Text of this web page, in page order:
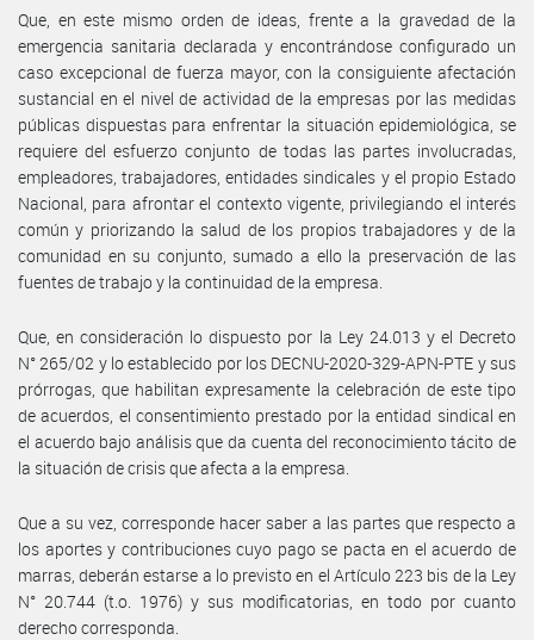
Que, en este mismo orden de ideas, frente a la gravedad de la
emergencia sanitaria declarada y encontrándose configurado un
caso excepcional de fuerza mayor, con la consiguiente afectación
sustancial en el nivel de actividad de la empresas por las medidas
públicas dispuestas para enfrentar la situación epidemiológica, se
requiere del esfuerzo conjunto de todas las partes involucradas,
empleadores, trabajadores, entidades sindicales y el propio Estado
Nacional, para afrontar el contexto vigente, privilegiando el interés
común y priorizando la salud de los propios trabajadores y de la
comunidad en su conjunto, sumado a ello la preservación de las
fuentes de trabajo y la continuidad de la empresa.
Que, en consideración lo dispuesto por la Ley 24.013 y el Decreto
N° 265/02 y lo establecido por los DECNU-2020-329-APN-PTE y sus
prórrogas, que habilitan expresamente la celebración de este tipo
de acuerdos, el consentimiento prestado por la entidad sindical en
el acuerdo bajo análisis que da cuenta del reconocimiento tácito de
la situación de crisis que afecta a la empresa.
Que a su vez, corresponde hacer saber a las partes que respecto a
los aportes y contribuciones cuyo pago se pacta en el acuerdo de
marras, deberán estarse a lo previsto en el Artículo 223 bis de la Ley
N° 20.744 (t.o. 1976) y sus modificatorias, en todo por cuanto
derecho corresponda.